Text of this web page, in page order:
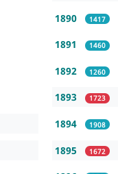
1890 1417
1891 1460
1892 1260
1893 1723
1894 1908
1895 1672